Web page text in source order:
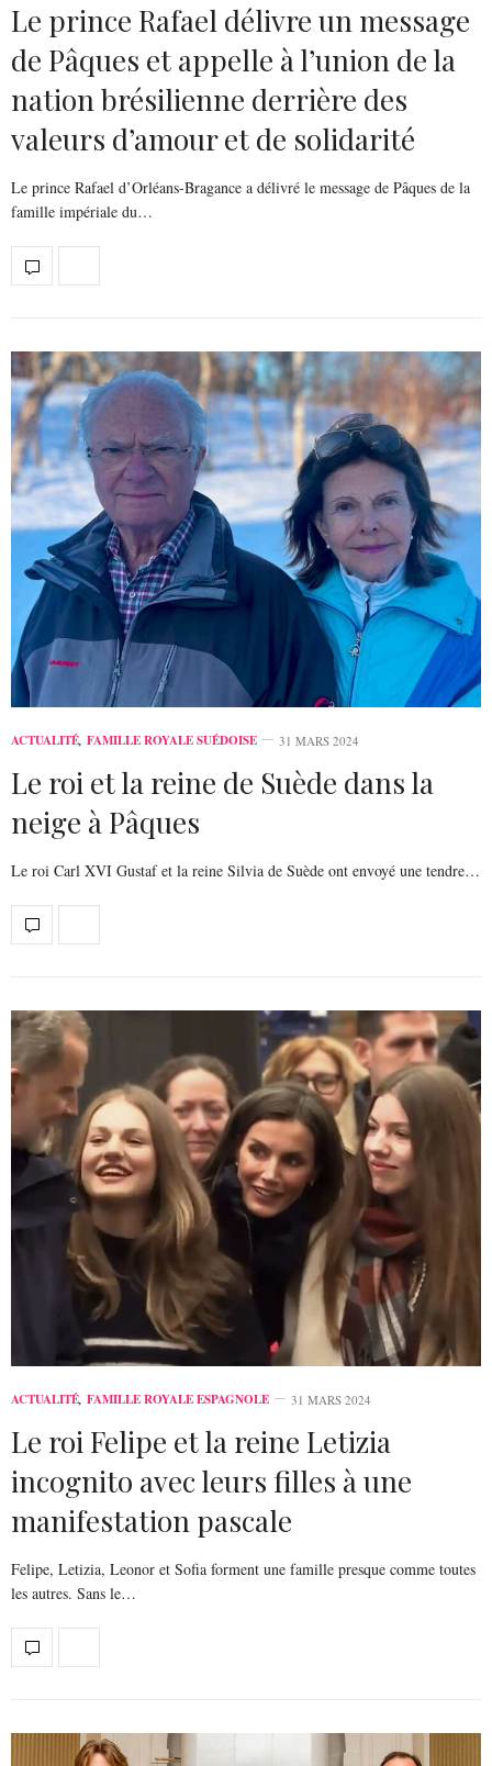
Le prince Rafael délivre un message
de Pâques et appelle à l’union de la
nation brésilienne derrière des
valeurs d’amour et de solidarité
Le prince Rafael d’Orléans-Bragance a délivré le message de Pâques de la
famille impériale du…
ACTUALITÉ, FAMILLE ROYALE SUÉDOISE 31 MARS 2024
Le roi et la reine de Suède dans la
neige à Pâques
Le roi Carl XVI Gustaf et la reine Silvia de Suède ont envoyé une tendre…
ACTUALITÉ, FAMILLE ROYALE ESPAGNOLE 31 MARS 2024
Le roi Felipe et la reine Letizia
incognito avec leurs filles à une
manifestation pascale
Felipe, Letizia, Leonor et Sofia forment une famille presque comme toutes
les autres. Sans le…